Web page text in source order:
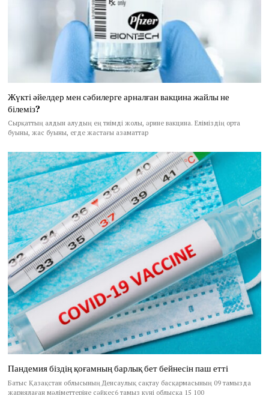
Жүкті әйелдер мен сәбилерге арналған вакцина жайлы не
білеміз?
Сырқаттың алдын алудың ең тиімді жолы, әрине вакцина. Еліміздің орта
буыны, жас буыны, егде жастағы азаматтар
Пандемия біздің қоғамның барлық бет бейнесін паш етті
Батыс Қазақстан облысының Денсаулық сақтау басқармасының 09 тамызда
жариялаған мәліметтеріне сәйкес6 тамыз күні облысқа 15 100